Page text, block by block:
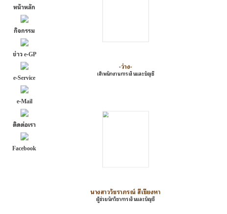
หน้าหลัก
กิจกรรม
ข่าว e-GP
e-Service
e-Mail
ติดต่อเรา
Facebook
-ว่าง-
เจ้าพนักงานการเงินและบัญชี
นางสาววัชราภรณ์ สีเชียงหา
ผู้ช่วยนักวิชาการเงินและบัญชี